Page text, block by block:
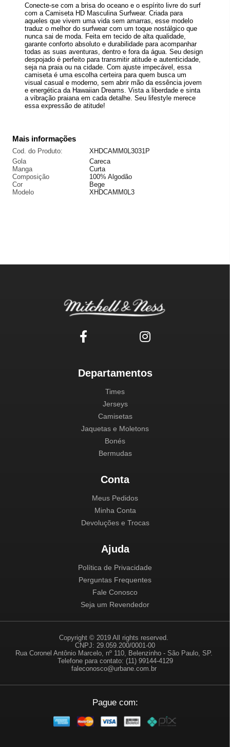
Conecte-se com a brisa do oceano e o espírito livre do surf
com a Camiseta HD Masculina Surfwear. Criada para
aqueles que vivem uma vida sem amarras, esse modelo
traduz o melhor do surfwear com um toque nostálgico que
nunca sai de moda. Feita em tecido de alta qualidade,
garante conforto absoluto e durabilidade para acompanhar
todas as suas aventuras, dentro e fora da água. Seu design
despojado é perfeito para transmitir atitude e autenticidade,
seja na praia ou na cidade. Com ajuste impecável, essa
camiseta é uma escolha certeira para quem busca um
visual casual e moderno, sem abrir mão da essência jovem
e energética da Hawaiian Dreams. Vista a liberdade e sinta
a vibração praiana em cada detalhe. Seu lifestyle merece
essa expressão de atitude!
Mais informações
Cod. do Produto:
XHDCAMM0L3031P
Gola
Careca
Manga
Curta
Composição
100% Algodão
Cor
Bege
Modelo
XHDCAMM0L3
Departamentos
Times
Jerseys
Camisetas
Jaquetas e Moletons
Bonés
Bermudas
Conta
Meus Pedidos
Minha Conta
Devoluções e Trocas
Ajuda
Política de Privacidade
Perguntas Frequentes
Fale Conosco
Seja um Revendedor
Copyright © 2019 All rights reserved.
CNPJ: 29.059.200/0001-00
Rua Coronel Antônio Marcelo, nº 110, Belenzinho - São Paulo, SP.
Telefone para contato: (11) 99144-4129
faleconosco@urbane.com.br
Pague com: